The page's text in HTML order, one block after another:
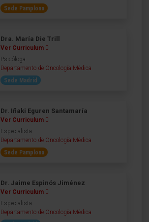
Sede Pamplona
Dra. María Die Trill
Ver Curriculum
Psicóloga
Departamento de Oncología Médica
Sede Madrid
Dr. Iñaki Eguren Santamaría
Ver Curriculum
Especialista
Departamento de Oncología Médica
Sede Pamplona
Dr. Jaime Espinós Jiménez
Ver Curriculum
Especialista
Departamento de Oncología Médica